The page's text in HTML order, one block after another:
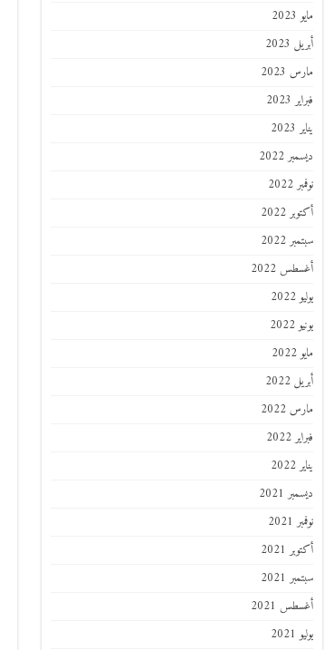
مايو 2023
أبريل 2023
مارس 2023
فبراير 2023
يناير 2023
ديسمبر 2022
نوفمبر 2022
أكتوبر 2022
سبتمبر 2022
أغسطس 2022
يوليو 2022
يونيو 2022
مايو 2022
أبريل 2022
مارس 2022
فبراير 2022
يناير 2022
ديسمبر 2021
نوفمبر 2021
أكتوبر 2021
سبتمبر 2021
أغسطس 2021
يوليو 2021